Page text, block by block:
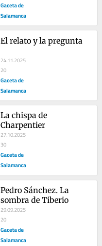
Gaceta de
Salamanca
El relato y la pregunta
24.11.2025
20
Gaceta de
Salamanca
La chispa de
Charpentier
27.10.2025
30
Gaceta de
Salamanca
Pedro Sánchez. La
sombra de Tiberio
29.09.2025
20
Gaceta de
Salamanca